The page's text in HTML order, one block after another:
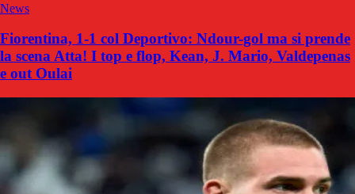
News
Fiorentina, 1-1 col Deportivo: Ndour-gol ma si prende
la scena Atta! I top e flop, Kean, J. Mario, Valdepenas
e out Oulai